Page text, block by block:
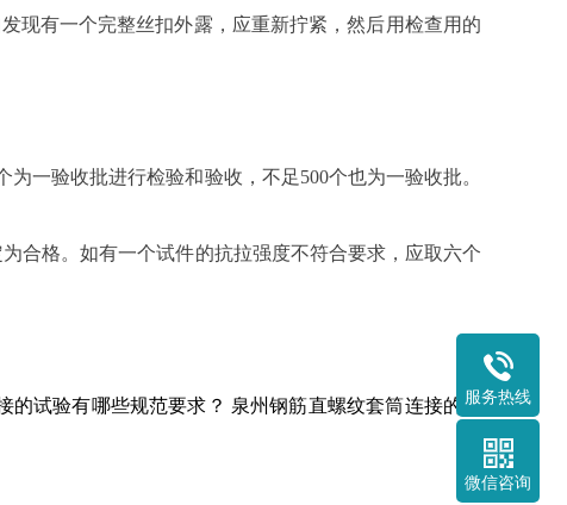
现有一个完整丝扣外露，应重新拧紧，然后用检查用的
一验收批进行检验和验收，不足500个也为一验收批。
合格。如有一个试件的抗拉强度不符合要求，应取六个
的试验有哪些规范要求？ 泉州钢筋直螺纹套筒连接的试服务热线
微信咨询